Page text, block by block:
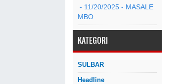
- 11/20/2025 - MASALE
MBO
KATEGORI
SULBAR
Headline